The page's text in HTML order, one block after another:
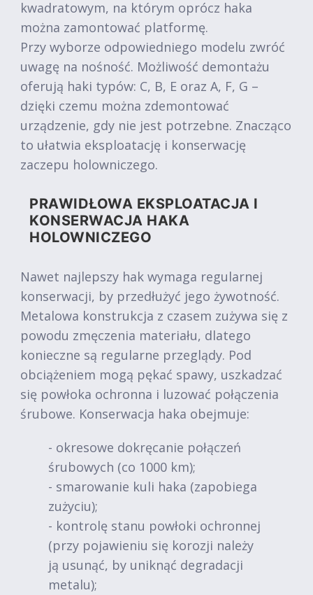
kwadratowym, na którym oprócz haka
można zamontować platformę.
Przy wyborze odpowiedniego modelu zwróć
uwagę na nośność. Możliwość demontażu
oferują haki typów: C, B, E oraz A, F, G –
dzięki czemu można zdemontować
urządzenie, gdy nie jest potrzebne. Znacząco
to ułatwia eksploatację i konserwację
zaczepu holowniczego.
PRAWIDŁOWA EKSPLOATACJA I
KONSERWACJA HAKA
HOLOWNICZEGO
Nawet najlepszy hak wymaga regularnej
konserwacji, by przedłużyć jego żywotność.
Metalowa konstrukcja z czasem zużywa się z
powodu zmęczenia materiału, dlatego
konieczne są regularne przeglądy. Pod
obciążeniem mogą pękać spawy, uszkadzać
się powłoka ochronna i luzować połączenia
śrubowe. Konserwacja haka obejmuje:
- okresowe dokręcanie połączeń
śrubowych (co 1000 km);
- smarowanie kuli haka (zapobiega
zużyciu);
- kontrolę stanu powłoki ochronnej
(przy pojawieniu się korozji należy
ją usunąć, by uniknąć degradacji
metalu);